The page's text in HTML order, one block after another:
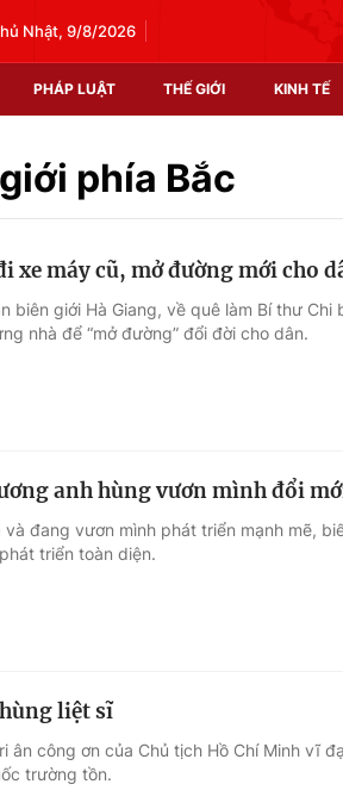
Nhật, 9/8/2026
PHÁP LUẬT THẾ GIỚI KINH TẾ
Xã hội
Thị trường
Du lịch
Làm đẹp
Chất lượng cuộc sống
phía Bắc
xe máy cũ, mở đường mới cho
biên giới Hà Giang, về quê làm Bí thư
nhà để “mở đường” đổi đời cho dân.
anh hùng vươn mình đổi
và đang vươn mình phát triển mạnh mẽ,
triển toàn diện.
liệt sĩ
ân công ơn của Chủ tịch Hồ Chí Minh vĩ
trường tồn.